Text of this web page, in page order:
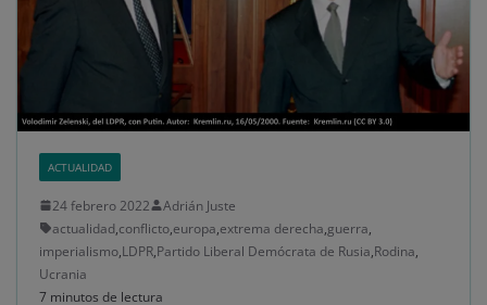
ACTUALIDAD
24 febrero 2022
Adrián Juste
actualidad,conflicto,europa,extrema derecha,guerra,
imperialismo,LDPR,Partido Liberal Demócrata de Rusia,Rodina,
Ucrania
7 minutos de lectura